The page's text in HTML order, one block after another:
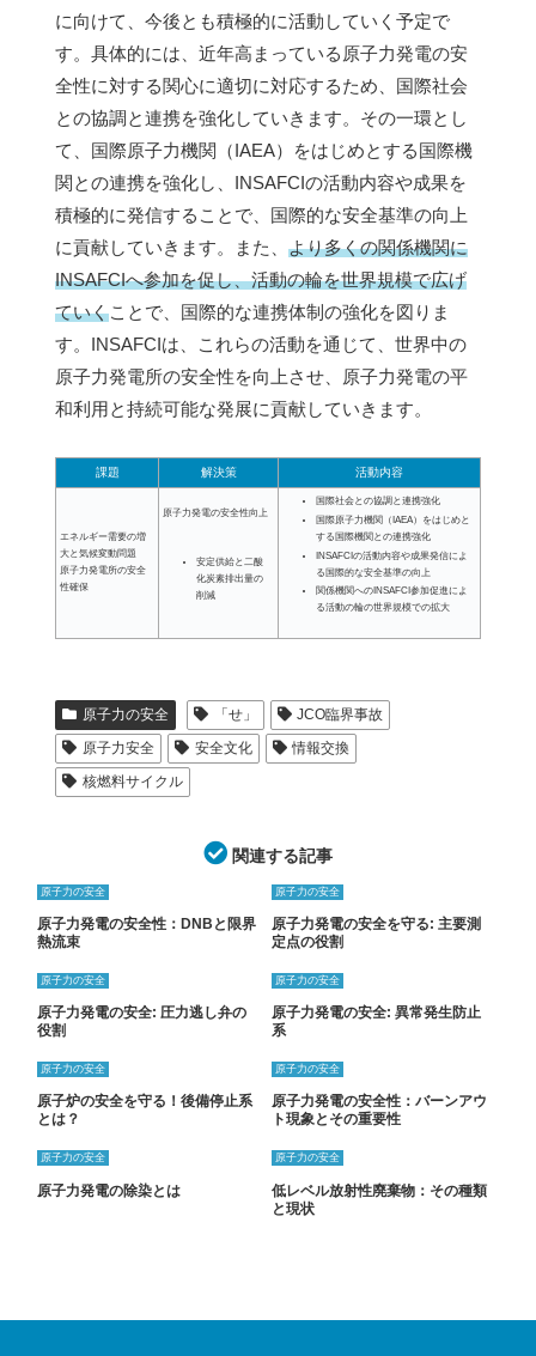
に向けて、今後とも積極的に活動していく予定で
す。具体的には、近年高まっている原子力発電の安
全性に対する関心に適切に対応するため、国際社会
との協調と連携を強化していきます。その一環とし
て、国際原子力機関（IAEA）をはじめとする国際機
関との連携を強化し、INSAFCIの活動内容や成果を
積極的に発信することで、国際的な安全基準の向上
に貢献していきます。また、 より多くの関係機関に
INSAFCIへ参加を促し、活動の輪を世界規模で広げ
ていくことで、国際的な連携体制の強化を図りま
す。INSAFCIは、これらの活動を通じて、世界中の
原子力発電所の安全性を向上させ、原子力発電の平
和利用と持続可能な発展に貢献していきます。
課題 解決策 活動内容
エネルギー需要の増
大と気候変動問題
原子力発電所の安全
性確保
原子力発電の安全性向上
安定供給と二酸
化炭素排出量の
削減
国際社会との協調と連携強化
国際原子力機関（IAEA）をはじめと
する国際機関との連携強化
INSAFCIの活動内容や成果発信によ
る国際的な安全基準の向上
関係機関へのINSAFCI参加促進によ
る活動の輪の世界規模での拡大
原子力の安全 「せ」
JCO臨界事故
原子力安全
安全文化
情報交換
核燃料サイクル
関連する記事
原子力の安全
原子力発電の安全性：DNBと限界
熱流束
原子力の安全
原子力発電の安全を守る: 主要測
定点の役割
原子力の安全
原子力発電の安全: 圧力逃し弁の
役割
原子力の安全
原子力発電の安全: 異常発生防止
系
原子力の安全
原子炉の安全を守る！後備停止系
とは？
原子力の安全
原子力発電の安全性：バーンアウ
ト現象とその重要性
原子力の安全
原子力発電の除染とは
原子力の安全
低レベル放射性廃棄物：その種類
と現状